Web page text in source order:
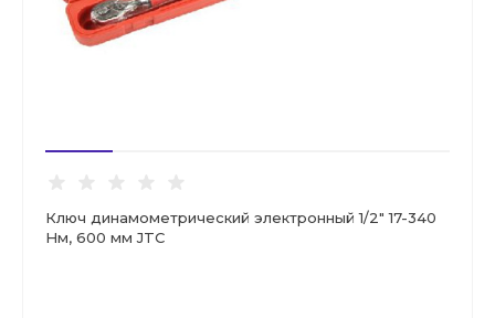
Ключ динамометрический электронный 1/2" 17-340
Нм, 600 мм JTC